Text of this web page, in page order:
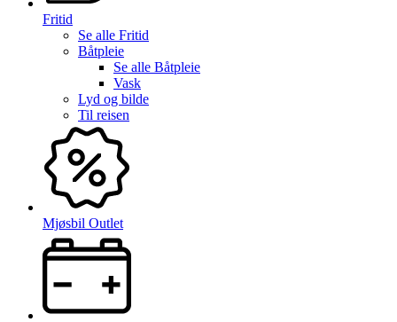
Fritid
Se alle Fritid
Båtpleie
Se alle Båtpleie
Vask
Lyd og bilde
Til reisen
Mjøsbil Outlet